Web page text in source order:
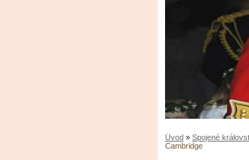
Úvod » Spojené
Cambridge